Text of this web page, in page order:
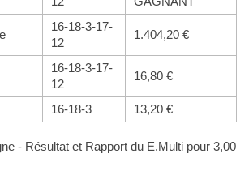
16-18-3-17-
12
1.404,20 €
16-18-3-17-
12
16,80 €
16-18-3 13,20 €
- Résultat et Rapport du E.Multi pour 3,00